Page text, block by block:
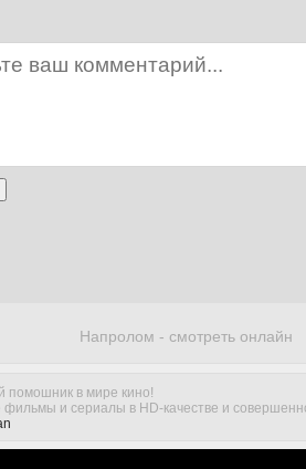
Напролом - смотреть онлайн
помошник в мире кино!
фильмы и сериалы в HD-качестве и